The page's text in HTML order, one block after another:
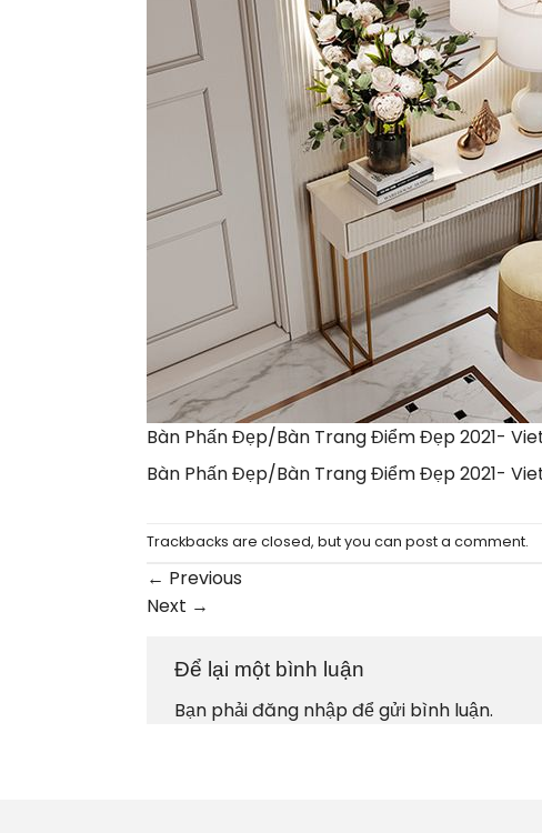
Bàn Phấn Đẹp/Bàn Trang Điểm Đẹp 2021-
Bàn Phấn Đẹp/Bàn Trang Điểm Đẹp 2021-
Trackbacks are closed, but you can post a comment.
← Previous
Next →
Để lại một bình luận
Bạn phảiđăng nhậpđể gửi bình luận.